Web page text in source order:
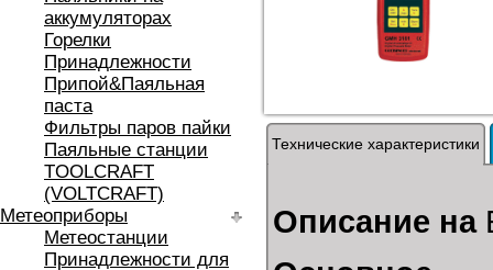
аккумуляторах
Горелки
Принадлежности
Припой&Паяльная
паста
Фильтры паров пайки
Паяльные станции
TOOLCRAFT
(VOLTCRAFT)
Метеоприборы
Метеостанции
Принадлежности для
Технические характеристики
Описание на